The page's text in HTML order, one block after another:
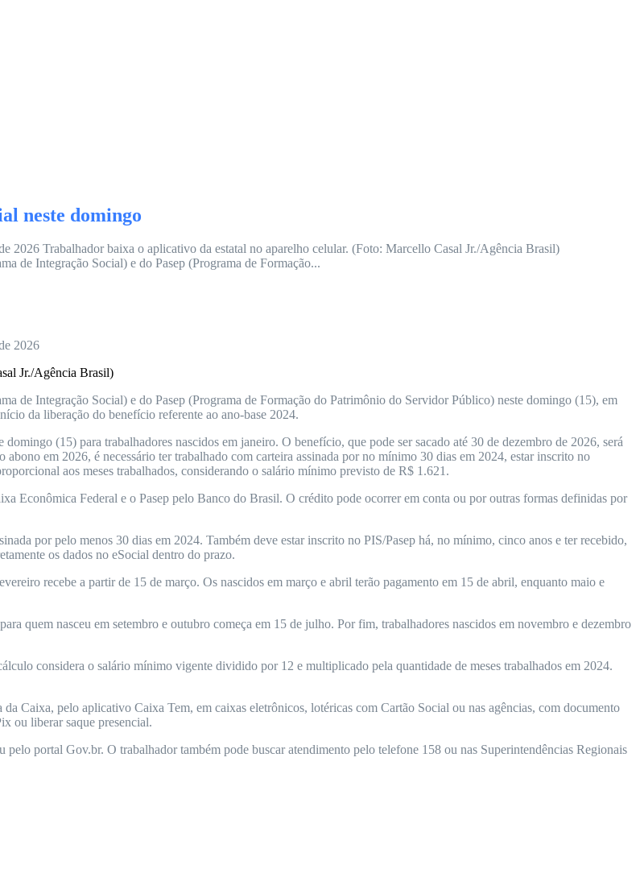
neste domingo
2026 Trabalhador baixa o aplicativo da estatal no aparelho celular. (Foto: Marcello Casal Jr./Agência Brasil)
de Integração Social) e do Pasep (Programa de Formação...
2026
Jr./Agência Brasil)
de Integração Social) e do Pasep (Programa de Formação do Patrimônio do Servidor Público) neste domingo (15), em
da liberação do benefício referente ao ano-base 2024.
(15) para trabalhadores nascidos em janeiro. O benefício, que pode ser sacado até 30 de dezembro de 2026, será
em 2026, é necessário ter trabalhado com carteira assinada por no mínimo 30 dias em 2024, estar inscrito no
aos meses trabalhados, considerando o salário mínimo previsto de R$ 1.621.
Econômica Federal e o Pasep pelo Banco do Brasil. O crédito pode ocorrer em conta ou por outras formas definidas por
por pelo menos 30 dias em 2024. Também deve estar inscrito no PIS/Pasep há, no mínimo, cinco anos e ter recebido,
os dados no eSocial dentro do prazo.
recebe a partir de 15 de março. Os nascidos em março e abril terão pagamento em 15 de abril, enquanto maio e
quem nasceu em setembro e outubro começa em 15 de julho. Por fim, trabalhadores nascidos em novembro e dezembro
considera o salário mínimo vigente dividido por 12 e multiplicado pela quantidade de meses trabalhados em 2024.
Caixa, pelo aplicativo Caixa Tem, em caixas eletrônicos, lotéricas com Cartão Social ou nas agências, com documento
ou liberar saque presencial.
portal Gov.br. O trabalhador também pode buscar atendimento pelo telefone 158 ou nas Superintendências Regionais